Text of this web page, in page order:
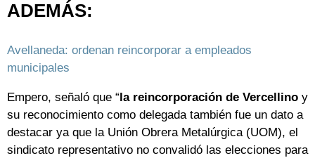
ADEMÁS:
Avellaneda: ordenan reincorporar a empleados
municipales
Empero, señaló que “ la reincorporación de Vercellino y
su reconocimiento como delegada también fue un dato a
destacar ya que la Unión Obrera Metalúrgica (UOM), el
sindicato representativo no convalidó las elecciones para